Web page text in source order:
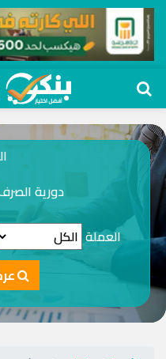
دورية
العملة